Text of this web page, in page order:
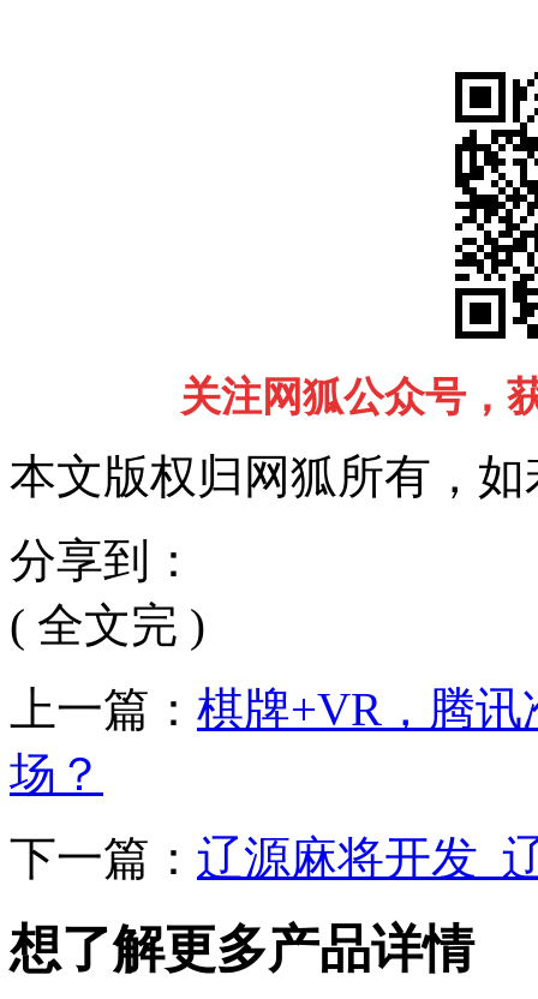
关注网狐公众号，
本文版权归网狐所有，
分享到：
( 全文完 )
上一篇： 棋牌+VR，腾
场？
下一篇： 辽源麻将开发_
想了解更多产品详情